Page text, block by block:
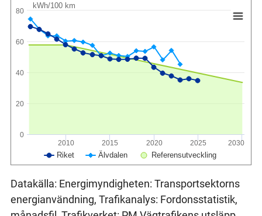
kWh/100 km
Riket Älvdalen Referensutveckling
2010 2015 2020 2025 2030
0
20
40
60
80
Datakälla: Energimyndigheten: Transportsektorns
energianvändning, Trafikanalys: Fordonsstatistik,